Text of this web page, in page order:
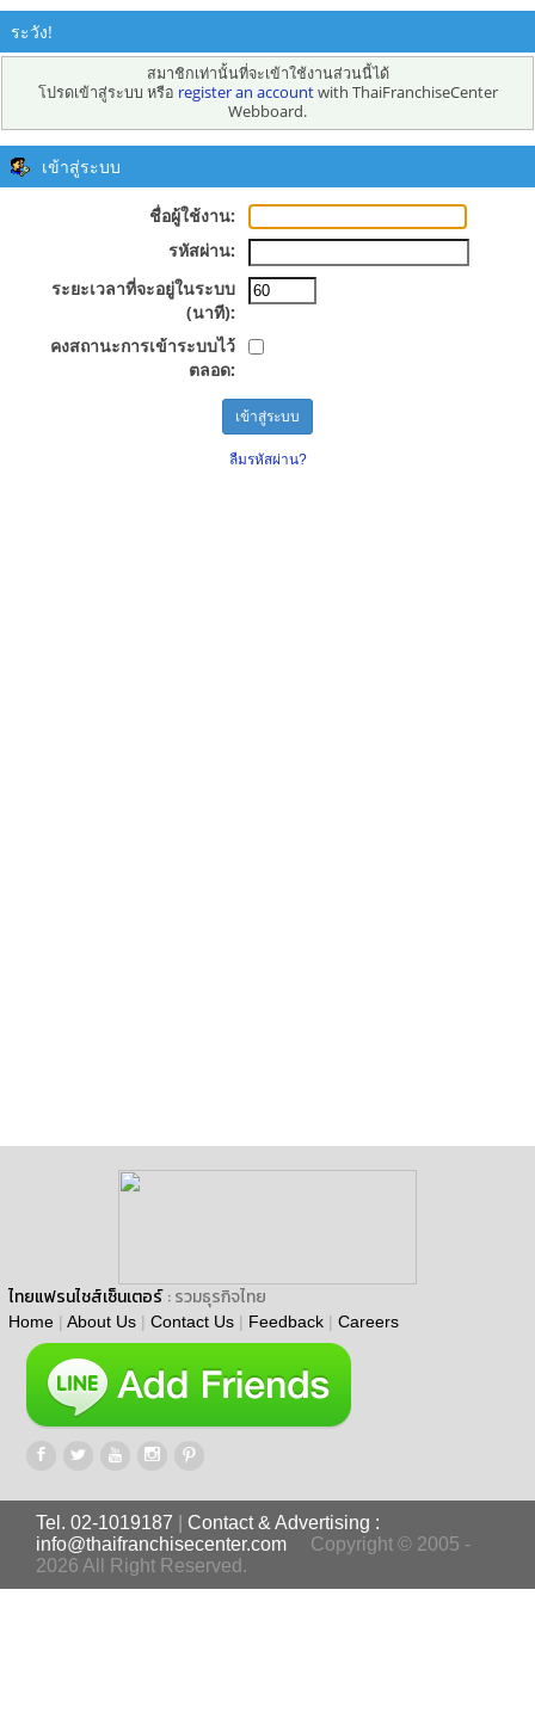
ระวัง!
สมาชิกเท่านั้นที่จะเข้าใช้งานส่วนนี้ได้
โปรดเข้าสู่ระบบ หรือ register an accountwith ThaiFranchiseCenter
Webboard.
เข้าสู่ระบบ
ชื่อผู้ใช้งาน:
รหัสผ่าน:
ระยะเวลาที่จะอยู่ในระบบ
(นาที):
คงสถานะการเข้าระบบไว้
ตลอด:
ลืมรหัสผ่าน?
ไทยแฟรนไชส์เซ็นเตอร์ : รวมธุรกิจไทย
Home | About Us | Contact Us | Feedback | Careers
Tel. 02-1019187
Contact & Advertising :
info@thaifranchisecenter.com
Copyright © 2005 -
2026 All Right Reserved.